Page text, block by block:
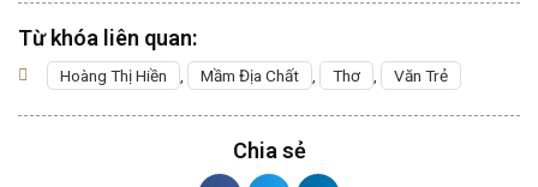
Từ khóa liên quan:
Hoàng Thị Hiền Mầm Địa Chất Thơ Văn Trẻ
Chia sẻ